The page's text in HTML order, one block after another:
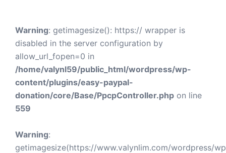
Warning: getimagesize(): https:// wrapper is
disabled in the server configuration by
allow_url_fopen=0 in
/home/valynl59/public_html/wordpress/wp-
content/plugins/easy-paypal-
donation/core/Base/PpcpController.php on line
559
Warning:
getimagesize(https://www.valynlim.com/wordpress/